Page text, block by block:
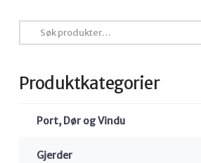
etter:
Produktkategorier
Port, Dør og Vindu
Gjerder